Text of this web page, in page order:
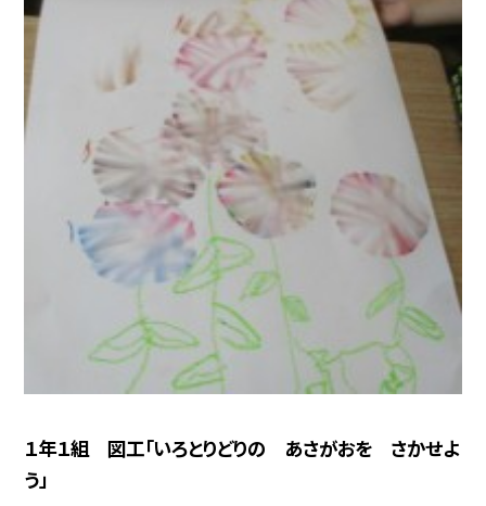
１年１組 図工「いろとりどりの あさがおを さかせよ
う」